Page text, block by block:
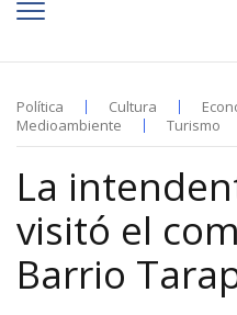
Política Cultura
Medioambiente
Turismo
La
visitó el
Barrio